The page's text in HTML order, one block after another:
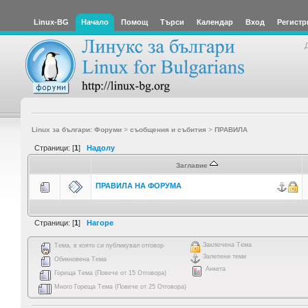
Linux-BG Начало Помощ Търси Календар Вход
Linux за българи: Форуми> съобщения и събития > ПРАВИЛА
Страници: [1] Надолу
Заглавие
ПРАВИЛА НА ФОРУМА
Страници: [1] Нагоре
Тема, в която си публикувал отговор
Обикновена Тема
Гореща Тема (Повече от 15 Отговора)
Много Гореща Тема (Повече от 25 Отговора)
Заключена Тема
Залепени теми
Анкета